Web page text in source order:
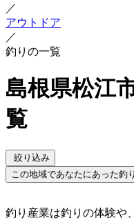
／
アウトドア
／
釣りの一覧
島根県松江
覧
絞り込み
この地域であなたにあった釣
釣り産業は釣りの体験や